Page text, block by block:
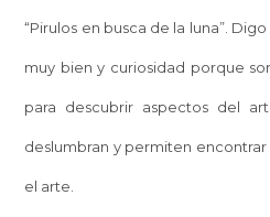
“Pirulos en busca de la luna”.
muy bien y curiosidad porque
para descubrir aspectos del
deslumbran y permiten
el arte.